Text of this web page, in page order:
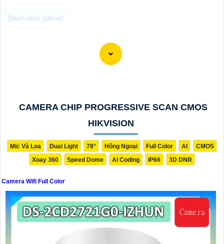
An Thành Phát với sự trải nghiệm đa dạng các loại camera quan sát
an ninh thì hôm nay mình xin được đề xuất với các anh chị em, cô
camera wifi Full Color
siêu rẻ và đặc biệt là camera đến từ các thương hiệu nổi tiếng, đảm
CAMERA CHIP PROGRESSIVE SCAN CMOS
HIKVISION
Mic Và Loa Dual Light 78° Hồng Ngoại Full Color AI
CMOS
Xoay 360
Speed Dome AI Coding IP66 3D DNR
Camera Wifi Full Color